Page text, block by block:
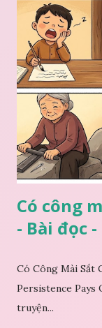
Có công
- Bài đọc -
Có Công Mài Sắt
Persistence Pays
truyện...